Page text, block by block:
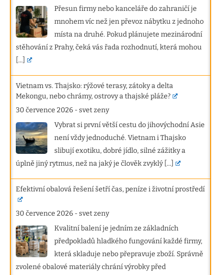
Přesun firmy nebo kanceláře do zahraničí je
mnohem víc než jen převoz nábytku z jednoho
místa na druhé. Pokud plánujete mezinárodní
stěhování z Prahy, čeká vás řada rozhodnutí, která mohou
[...]
Vietnam vs. Thajsko: rýžové terasy, zátoky a delta
Mekongu, nebo chrámy, ostrovy a thajské pláže?
30 července 2026 -svet zeny
Vybrat si první větší cestu do jihovýchodní Asie
není vždy jednoduché. Vietnam i Thajsko
slibují exotiku, dobré jídlo, silné zážitky a
úplně jiný rytmus, než na jaký je člověk zvyklý [...]
Efektivní obalová řešení šetří čas, peníze i životní prostředí
30 července 2026 -svet zeny
Kvalitní balení je jedním ze základních
předpokladů hladkého fungování každé firmy,
která skladuje nebo přepravuje zboží. Správně
zvolené obalové materiály chrání výrobky před